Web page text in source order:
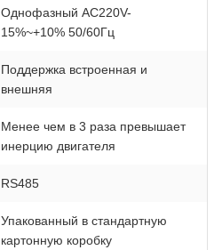
Однофазный AC220V-
15%~+10% 50/60Гц
Поддержка встроенная и
внешняя
Менее чем в 3 раза превышает
инерцию двигателя
RS485
Упакованный в стандартную
картонную коробку